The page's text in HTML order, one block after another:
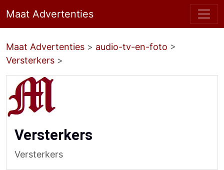
Maat Advertenties
Maat Advertenties > audio-tv-en-foto >
Versterkers >
Versterkers
Versterkers